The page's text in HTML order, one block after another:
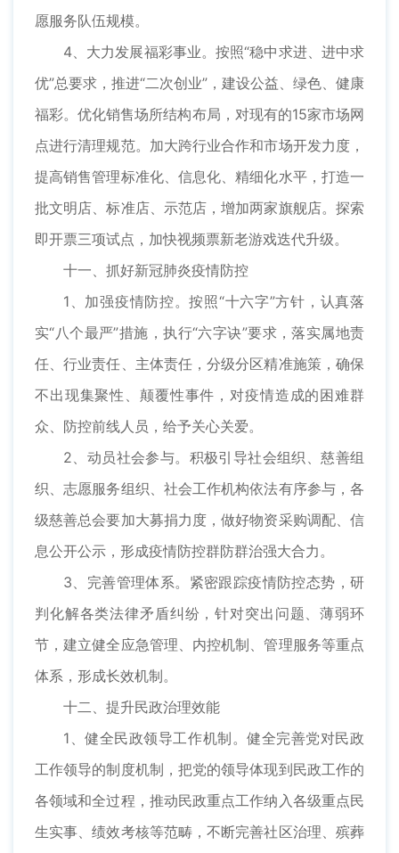
愿服务队伍规模。
4、大力发展福彩事业。按照“稳中求进、进中求
优”总要求，推进“二次创业”，建设公益、绿色、健康
福彩。优化销售场所结构布局，对现有的15家市场网
点进行清理规范。加大跨行业合作和市场开发力度，
提高销售管理标准化、信息化、精细化水平，打造一
批文明店、标准店、示范店，增加两家旗舰店。探索
即开票三项试点，加快视频票新老游戏迭代升级。
十一、抓好新冠肺炎疫情防控
1、加强疫情防控。按照“十六字”方针，认真落
实“八个最严”措施，执行“六字诀”要求，落实属地责
任、行业责任、主体责任，分级分区精准施策，确保
不出现集聚性、颠覆性事件，对疫情造成的困难群
众、防控前线人员，给予关心关爱。
2、动员社会参与。积极引导社会组织、慈善组
织、志愿服务组织、社会工作机构依法有序参与，各
级慈善总会要加大募捐力度，做好物资采购调配、信
息公开公示，形成疫情防控群防群治强大合力。
3、完善管理体系。紧密跟踪疫情防控态势，研
判化解各类法律矛盾纠纷，针对突出问题、薄弱环
节，建立健全应急管理、内控机制、管理服务等重点
体系，形成长效机制。
十二、提升民政治理效能
1、健全民政领导工作机制。健全完善党对民政
工作领导的制度机制，把党的领导体现到民政工作的
各领域和全过程，推动民政重点工作纳入各级重点民
生实事、绩效考核等范畴，不断完善社区治理、殡葬